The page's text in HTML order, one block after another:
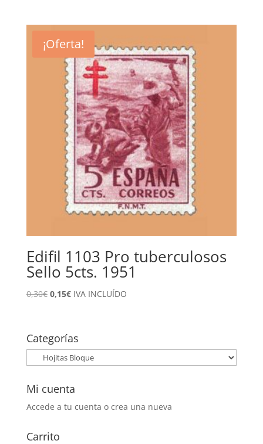
0,20€.0,10€.
¡Oferta!
Edifil 1103 Pro tuberculosos
Sello 5cts. 1951
0,30€ El
0,30€.
0,15€El
0,15€.
IVA INCLUÍDO
Categorías
Mi cuenta
Accede a tu cuenta o crea una nueva
Carrito